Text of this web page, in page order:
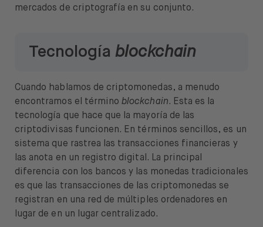
mercados de criptografía en su conjunto.
Tecnología blockchain
Cuando hablamos de criptomonedas, a menudo
encontramos el términoblockchain. Esta es la
tecnología que hace que la mayoría de las
criptodivisas funcionen. En términos sencillos, es un
sistema que rastrea las transacciones financieras y
las anota en un registro digital. La principal
diferencia con los bancos y las monedas tradicionales
es que las transacciones de las criptomonedas se
registran en una red de múltiples ordenadores en
lugar de en un lugar centralizado.